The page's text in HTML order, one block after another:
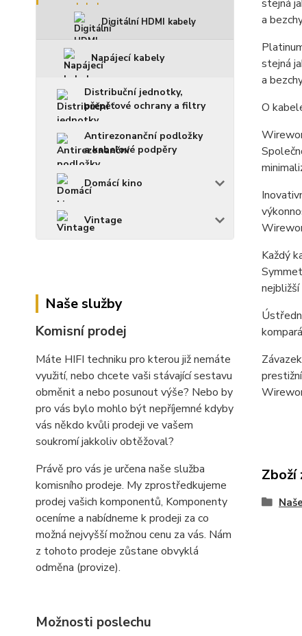
Digitální HDMI kabely
Napájecí kabely
Distribuční jednotky,
přepěťové ochrany a filtry
Antirezonanční podložky
a kabelové podpěry
Domácí kino
Vintage
Naše služby
Komisní prodej
Máte HIFI techniku pro kterou již nemáte
využití, nebo chcete vaši stávající sestavu
obměnit a nebo posunout výše? Nebo by
pro vás bylo mohlo být nepříjemné kdyby
vás někdo kvůli prodeji ve vašem
soukromí jakkoliv obtěžoval?
Právě pro vás je určena naše služba
komisního prodeje. My zprostředkujeme
prodej vašich komponentů, Komponenty
oceníme a nabídneme k prodeji za co
možná nejvyšší možnou cenu za vás. Nám
z tohoto prodeje zůstane obvyklá
odměna (provize).
Možnosti poslechu
stejná
a
stejná
a
O
Každý
Zboží